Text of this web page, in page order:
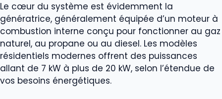
Le cœur du système est évidemment la
génératrice, généralement équipée d’un moteur à
combustion interne conçu pour fonctionner au gaz
naturel, au propane ou au diesel. Les modèles
résidentiels modernes offrent des puissances
allant de 7 kW à plus de 20 kW, selon l’étendue de
vos besoins énergétiques.